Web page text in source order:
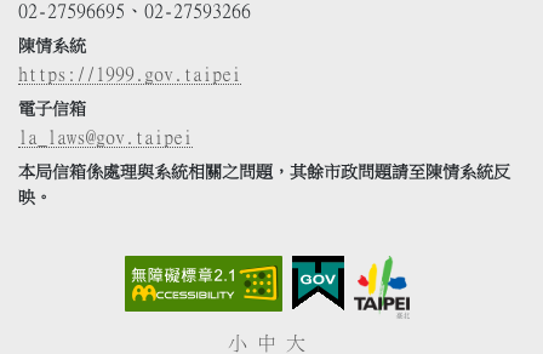
02-27596695、02-27593266
陳情系統
https://1999.gov.taipei
電子信箱
la_laws@gov.taipei
本局信箱係處理與系統相關之問題，其餘市政問題請至陳情系統反
映。
小 中 大